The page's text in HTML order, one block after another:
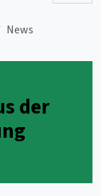
News
der